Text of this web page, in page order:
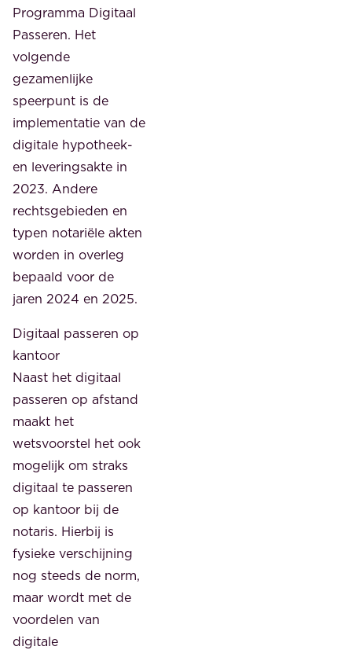
Programma Digitaal
Passeren. Het
volgende
gezamenlijke
speerpunt is de
implementatie van de
digitale hypotheek-
en leveringsakte in
2023. Andere
rechtsgebieden en
typen notariële akten
worden in overleg
bepaald voor de
jaren 2024 en 2025.
Digitaal passeren op
kantoor
Naast het digitaal
passeren op afstand
maakt het
wetsvoorstel het ook
mogelijk om straks
digitaal te passeren
op kantoor bij de
notaris. Hierbij is
fysieke verschijning
nog steeds de norm,
maar wordt met de
voordelen van
digitale